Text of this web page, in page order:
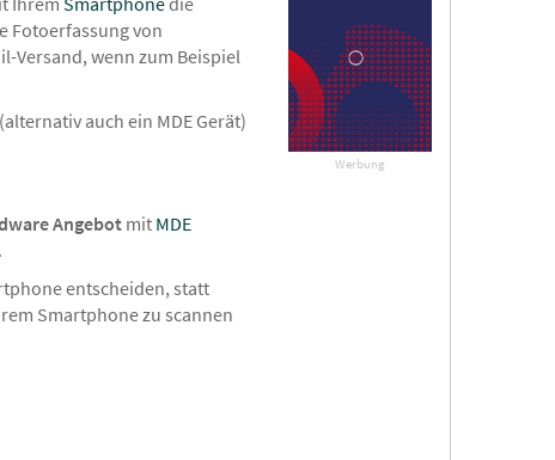
Werbung
Fotoerfassung von
Versand, wenn zum Beispiel
auch ein MDE Gerät)
Angebot mit MDE
entscheiden, statt
Smartphone zu scannen